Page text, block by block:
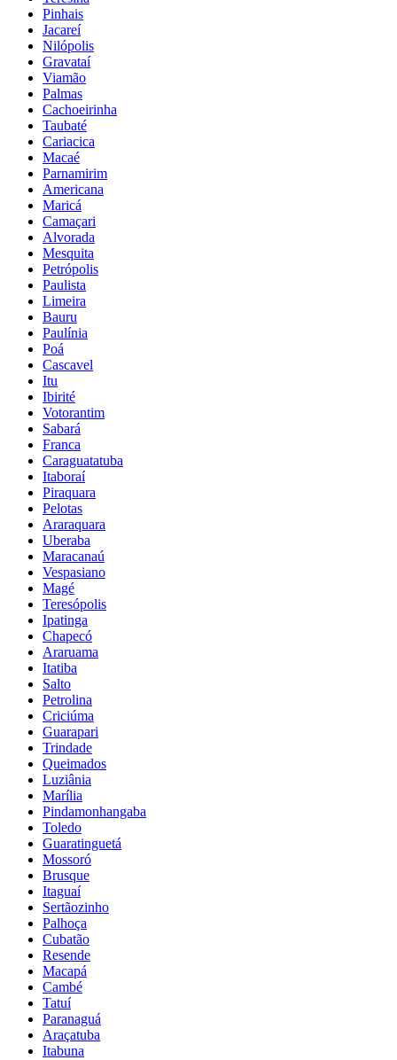
Pinhais
Jacareí
Nilópolis
Gravataí
Viamão
Palmas
Cachoeirinha
Taubaté
Cariacica
Macaé
Parnamirim
Americana
Maricá
Camaçari
Alvorada
Mesquita
Petrópolis
Paulista
Limeira
Bauru
Paulínia
Poá
Cascavel
Itu
Ibirité
Votorantim
Sabará
Franca
Caraguatatuba
Itaboraí
Piraquara
Pelotas
Araraquara
Uberaba
Maracanaú
Vespasiano
Magé
Teresópolis
Ipatinga
Chapecó
Araruama
Itatiba
Salto
Petrolina
Criciúma
Guarapari
Trindade
Queimados
Luziânia
Marília
Pindamonhangaba
Toledo
Guaratinguetá
Mossoró
Brusque
Itaguaí
Sertãozinho
Palhoça
Cubatão
Resende
Macapá
Cambé
Tatuí
Paranaguá
Araçatuba
Itabuna